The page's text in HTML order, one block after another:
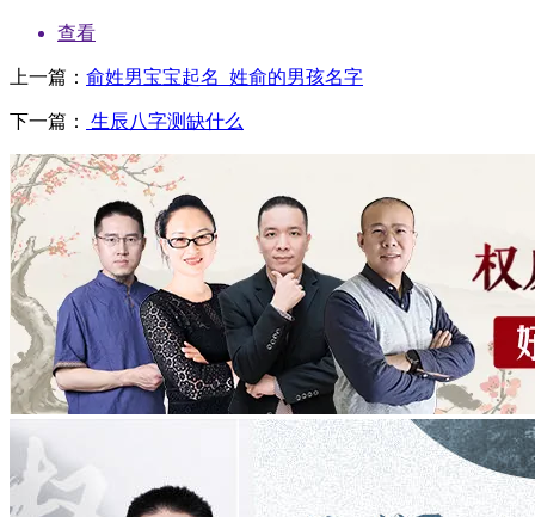
查看
上一篇： 俞姓男宝宝起名_姓俞的男孩名字
下一篇： 生辰八字测缺什么